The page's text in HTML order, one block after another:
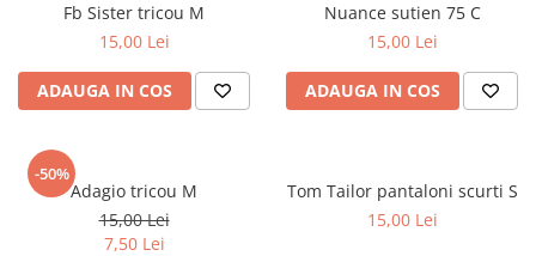
Fb Sister tricou M
15,00 Lei
ADAUGA IN COS
Nuance sutien 75 C
15,00 Lei
ADAUGA IN COS
-50%
Adagio tricou M
15,00 Lei
7,50 Lei
Tom Tailor pantaloni scurti S
15,00 Lei